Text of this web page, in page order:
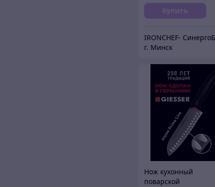
Купить
г. Минск
Нож кухонный
поварской